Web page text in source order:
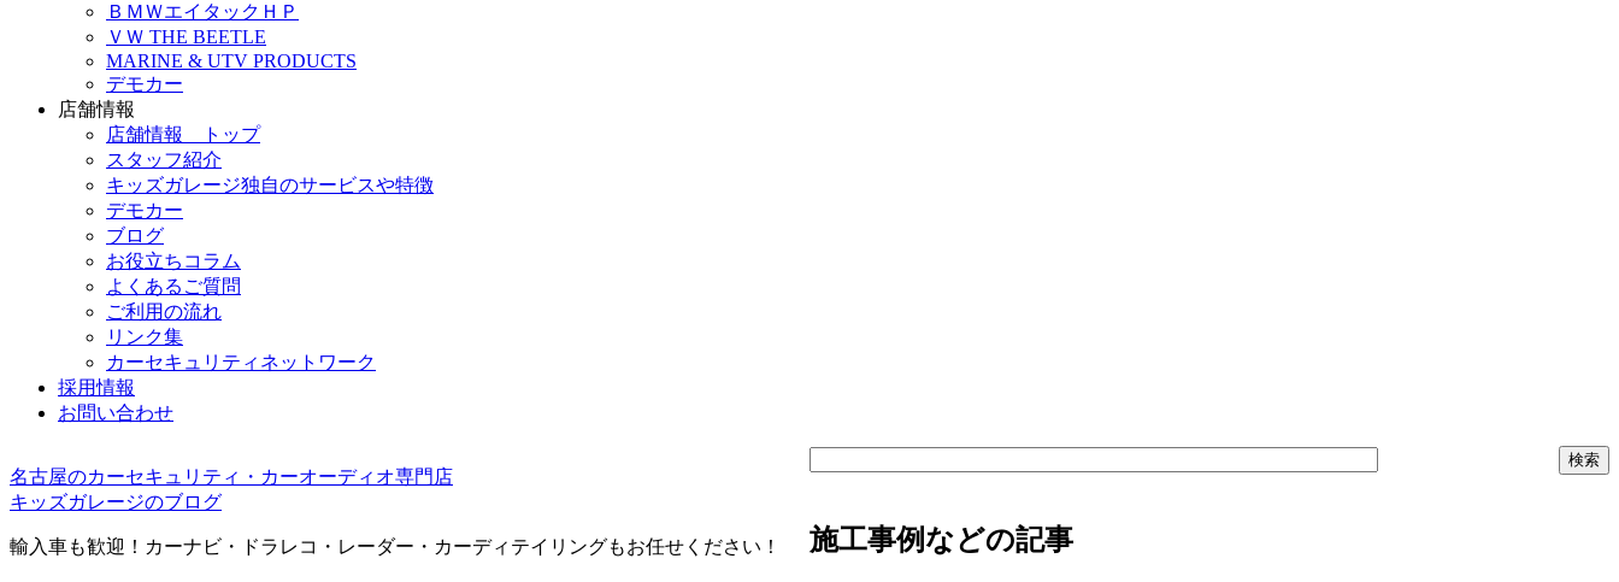
ＢＭＷエイタックＨＰ
ＶＷ THE BEETLE
MARINE & UTV PRODUCTS
デモカー
店舗情報
店舗情報 トップ
スタッフ紹介
キッズガレージ独自のサービスや特徴
デモカー
ブログ
お役立ちコラム
よくあるご質問
ご利用の流れ
リンク集
カーセキュリティネットワーク
採用情報
お問い合わせ
名古屋のカーセキュリティ・カーオーディオ専門店
キッズガレージのブログ
輸入車も歓迎！カーナビ・ドラレコ・レーダー・カーディテイリングもお任せください！ 施工事例などの記事